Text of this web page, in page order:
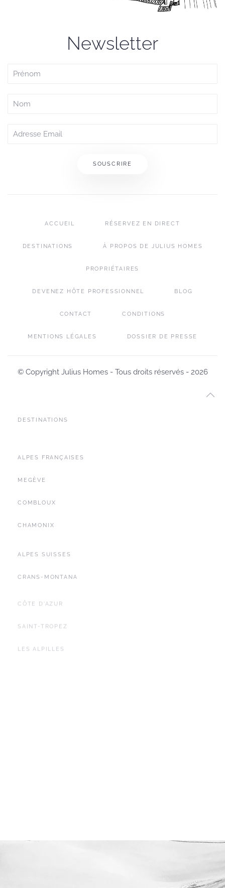
Newsletter
SOUSCRIRE
ACCUEIL RÉSERVEZ EN DIRECT
DESTINATIONS À PROPOS DE JULIUS HOMES
PROPRIÉTAIRES
DEVENEZ HÔTE PROFESSIONNEL BLOG
CONTACT CONDITIONS
MENTIONS LÉGALES DOSSIER DE PRESSE
© Copyright Julius Homes - Tous droits réservés - 2026
DESTINATIONS
ALPES FRANÇAISES
MEGÈVE
COMBLOUX
CHAMONIX
ALPES SUISSES
CRANS-MONTANA